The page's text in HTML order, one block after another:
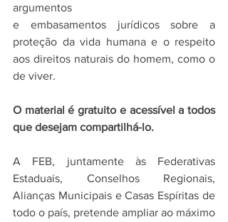
argumentos
e embasamentos jurídicos sobre a
proteção da vida humana e o respeito
aos direitos naturais do homem, como o
de viver.
O material é gratuito e acessível a todos
que desejam compartilhá-lo.
A FEB, juntamente às Federativas
Estaduais, Conselhos Regionais,
Alianças Municipais e Casas Espíritas de
todo o país, pretende ampliar ao máximo